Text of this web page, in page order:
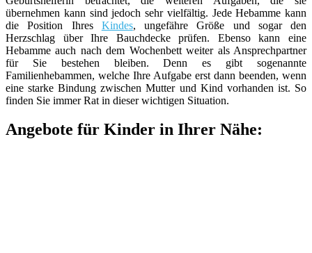
übernehmen kann sind jedoch sehr vielfältig. Jede Hebamme kann
die Position Ihres Kindes, ungefähre Größe und sogar den
Herzschlag über Ihre Bauchdecke prüfen. Ebenso kann eine
Hebamme auch nach dem Wochenbett weiter als Ansprechpartner
für Sie bestehen bleiben. Denn es gibt sogenannte
Familienhebammen, welche Ihre Aufgabe erst dann beenden, wenn
eine starke Bindung zwischen Mutter und Kind vorhanden ist. So
finden Sie immer Rat in dieser wichtigen Situation.
Angebote für Kinder in Ihrer Nähe: